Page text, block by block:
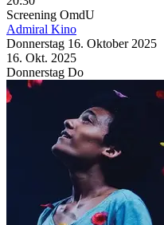
Screening OmdU
Admiral Kino
Donnerstag 16. Oktober 2025
16. Okt. 2025
Donnerstag Do